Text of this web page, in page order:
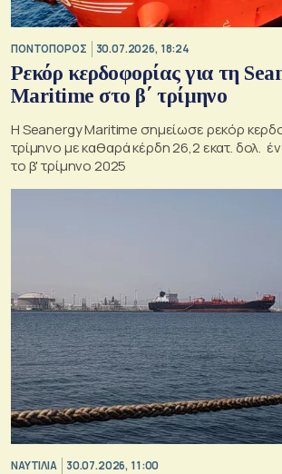
ΠΟΝΤΟΠΟΡΟΣ 30.07.2026, 18:24
Ρεκόρ κερδοφορίας για τη
Maritime στο β΄ τρίμηνο
Η Seanergy Maritime σημείωσε ρεκόρ
τρίμηνο με καθαρά κέρδη 26,2 εκατ. δολ.
το β' τρίμηνο 2025
ΝΑΥΤΙΛΙΑ 30.07.2026, 11:00